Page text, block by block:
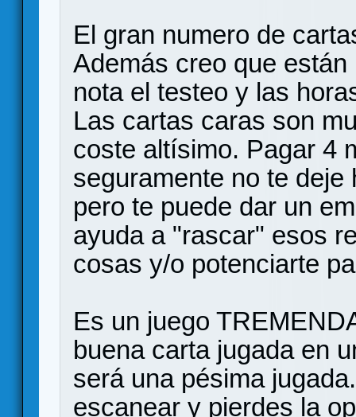
El gran numero de
Además creo que
nota el testeo y las
Las cartas caras son
coste altísimo. Pagar 4
seguramente no te
pero te puede dar un
ayuda a "rascar" esos
cosas y/o potenciarte
Es un juego
buena carta jugada en
será una pésima
escanear y pierdes la